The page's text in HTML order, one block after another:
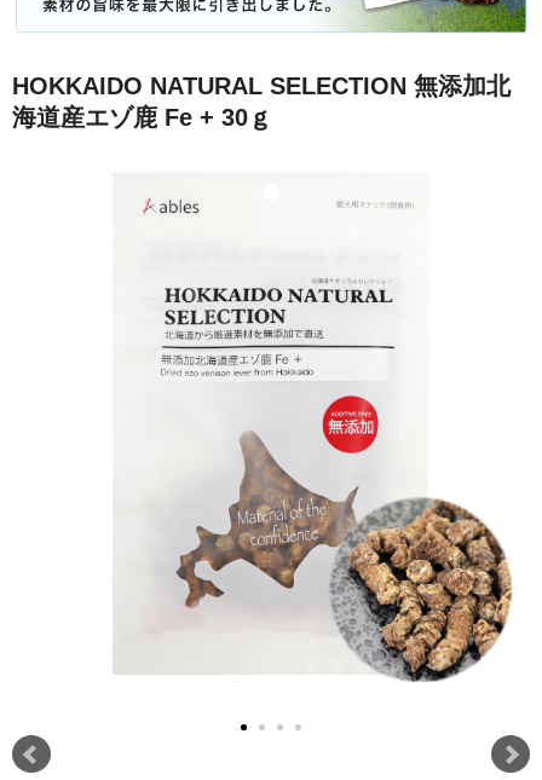
HOKKAIDO NATURAL SELECTION 無添加北
海道産エゾ鹿 Fe + 30ｇ